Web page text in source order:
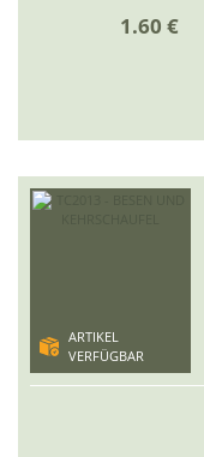
1.60 €
ARTIKEL
VERFÜGBAR